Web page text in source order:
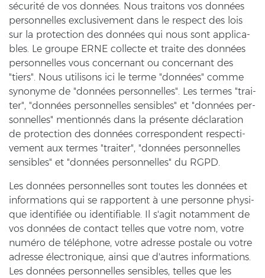
sécurité de vos données. Nous trai­tons vos données
per­son­nel­les ex­clu­si­vement dans le re­spect des lois
sur la pro­tec­tion des données qui nous sont ap­pli­ca­
bles. Le grou­pe ERNE coll­ec­te et trai­te des données
per­son­nel­les vous con­cer­nant ou con­cer­nant des
"tiers". Nous uti­li­sons ici le terme "données" comme
syn­ony­me de "données per­son­nel­les". Les ter­mes "trai­
ter", "données per­son­nel­les sen­si­bles" et "données per­
son­nel­les" mentionnés dans la présente déclaration
de pro­tec­tion des données cor­re­spon­dent re­spec­ti­
vement aux ter­mes "trai­ter", "données per­son­nel­les
sen­si­bles" et "données per­son­nel­les" du RGPD.
Les données per­son­nel­les sont tou­tes les données et
in­for­ma­ti­ons qui se rap­por­tent à une per­son­ne phy­si­
que identifiée ou iden­ti­fia­ble. Il s'agit no­tam­ment de
vos données de con­tact tel­les que votre nom, votre
numéro de téléphone, votre adres­se posta­le ou votre
adres­se électronique, ainsi que d'autres in­for­ma­ti­ons.
Les données per­son­nel­les sen­si­bles, tel­les que les